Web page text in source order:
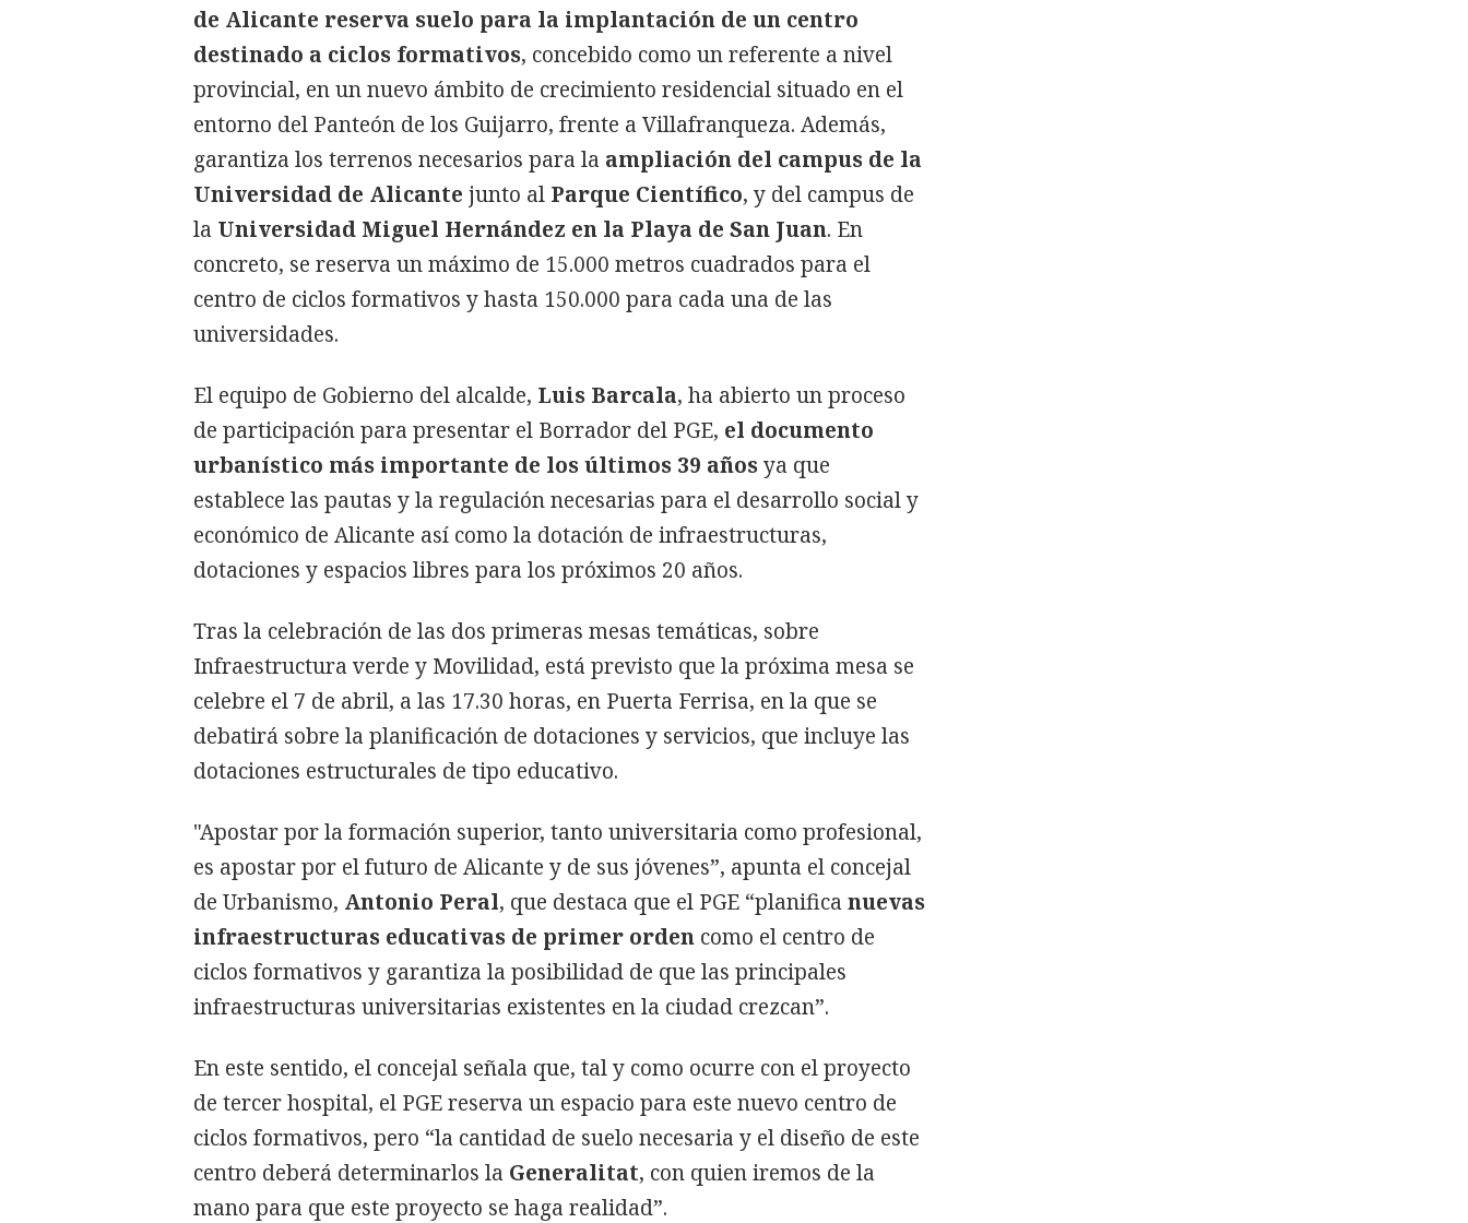
de Alicante reserva suelo para la implantación de un centro
destinado a ciclos formativos, concebido como un referente a nivel
provincial, en un nuevo ámbito de crecimiento residencial situado en el
entorno del Panteón de los Guijarro, frente a Villafranqueza. Además,
garantiza los terrenos necesarios para la ampliación del campus de la
Universidad de Alicante junto al Parque Científico, y del campus de
la Universidad Miguel Hernández en la Playa de San Juan. En
concreto, se reserva un máximo de 15.000 metros cuadrados para el
centro de ciclos formativos y hasta 150.000 para cada una de las
universidades.
El equipo de Gobierno del alcalde, Luis Barcala, ha abierto un proceso
de participación para presentar el Borrador del PGE, el documento
urbanístico más importante de los últimos 39 añosya que
establece las pautas y la regulación necesarias para el desarrollo social y
económico de Alicante así como la dotación de infraestructuras,
dotaciones y espacios libres para los próximos 20 años.
Tras la celebración de las dos primeras mesas temáticas, sobre
Infraestructura verde y Movilidad, está previsto que la próxima mesa se
celebre el 7 de abril, a las 17.30 horas, en Puerta Ferrisa, en la que se
debatirá sobre la planificación de dotaciones y servicios, que incluye las
dotaciones estructurales de tipo educativo.
"Apostar por la formación superior, tanto universitaria como profesional,
es apostar por el futuro de Alicante y de sus jóvenes”, apunta el concejal
de Urbanismo, Antonio Peral, que destaca que el PGE “planifica nuevas
infraestructuras educativas de primer orden como el centro de
ciclos formativos y garantiza la posibilidad de que las principales
infraestructuras universitarias existentes en la ciudad crezcan”.
En este sentido, el concejal señala que, tal y como ocurre con el proyecto
de tercer hospital, el PGE reserva un espacio para este nuevo centro de
ciclos formativos, pero “la cantidad de suelo necesaria y el diseño de este
centro deberá determinarlos la Generalitat, con quien iremos de la
mano para que este proyecto se haga realidad”.